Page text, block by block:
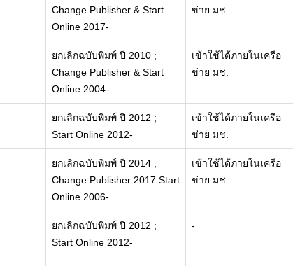
Change Publisher & Start
Online 2017-
ข่าย มช.
ยกเลิกฉบับพิมพ์ ปี 2010 ;
Change Publisher & Start
Online 2004-
เข้าใช้ได้ภายในเครือ
ข่าย มช.
ยกเลิกฉบับพิมพ์ ปี 2012 ;
Start Online 2012-
เข้าใช้ได้ภายในเครือ
ข่าย มช.
ยกเลิกฉบับพิมพ์ ปี 2014 ;
Change Publisher 2017 Start
Online 2006-
เข้าใช้ได้ภายในเครือ
ข่าย มช.
ยกเลิกฉบับพิมพ์ ปี 2012 ;
Start Online 2012-
-